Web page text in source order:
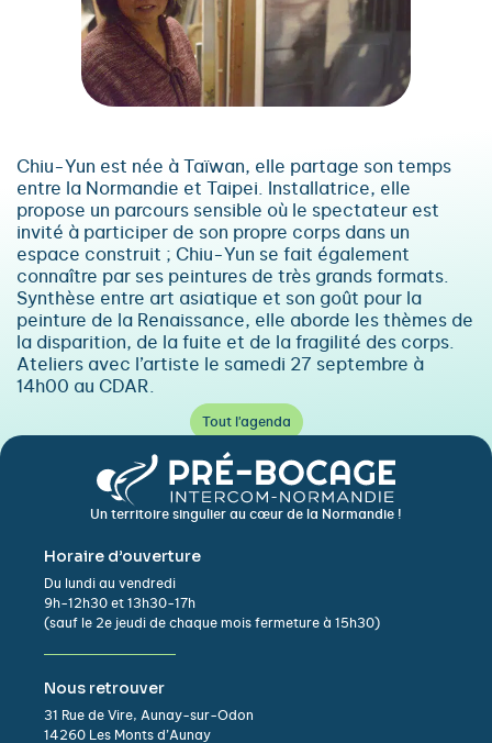
Chiu-Yun est née à Taïwan, elle partage son temps
entre la Normandie et Taipei. Installatrice, elle
propose un parcours sensible où le spectateur est
invité à participer de son propre corps dans un
espace construit ; Chiu-Yun se fait également
connaître par ses peintures de très grands formats.
Synthèse entre art asiatique et son goût pour la
peinture de la Renaissance, elle aborde les thèmes de
la disparition, de la fuite et de la fragilité des corps.
Ateliers avec l’artiste le samedi 27 septembre à
14h00 au CDAR.
Tout l'agenda
Un territoire singulier au cœur de la Normandie !
Horaire d’ouverture
Du lundi au vendredi
9h-12h30 et 13h30-17h
(sauf le 2e jeudi de chaque mois fermeture à 15h30)
Nous retrouver
31 Rue de Vire, Aunay-sur-Odon
14260 Les Monts d’Aunay